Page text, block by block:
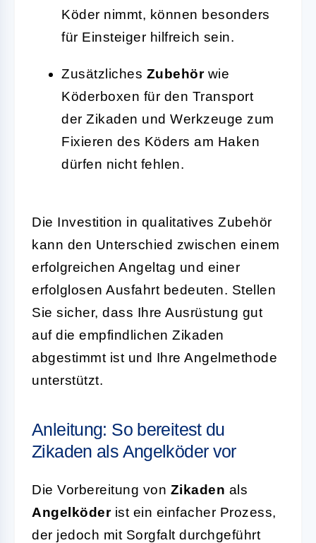
Köder nimmt, können besonders
für Einsteiger hilfreich sein.
Zusätzliches Zubehörwie
Köderboxen für den Transport
der Zikaden und Werkzeuge zum
Fixieren des Köders am Haken
dürfen nicht fehlen.
Die Investition in qualitatives Zubehör
kann den Unterschied zwischen einem
erfolgreichen Angeltag und einer
erfolglosen Ausfahrt bedeuten. Stellen
Sie sicher, dass Ihre Ausrüstung gut
auf die empfindlichen Zikaden
abgestimmt ist und Ihre Angelmethode
unterstützt.
Anleitung: So bereitest du
Zikaden als Angelköder vor
Die Vorbereitung von Zikaden als
Angelköderist ein einfacher Prozess,
der jedoch mit Sorgfalt durchgeführt